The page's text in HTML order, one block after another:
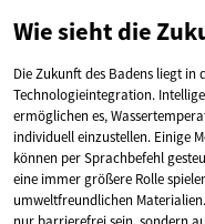
Wie sieht die
Die Zukunft des Badens liegt in
Technologieintegration.
ermöglichen es,
individuell einzustellen. Einige
können per Sprachbefehl
eine immer größere Rolle
umweltfreundlichen